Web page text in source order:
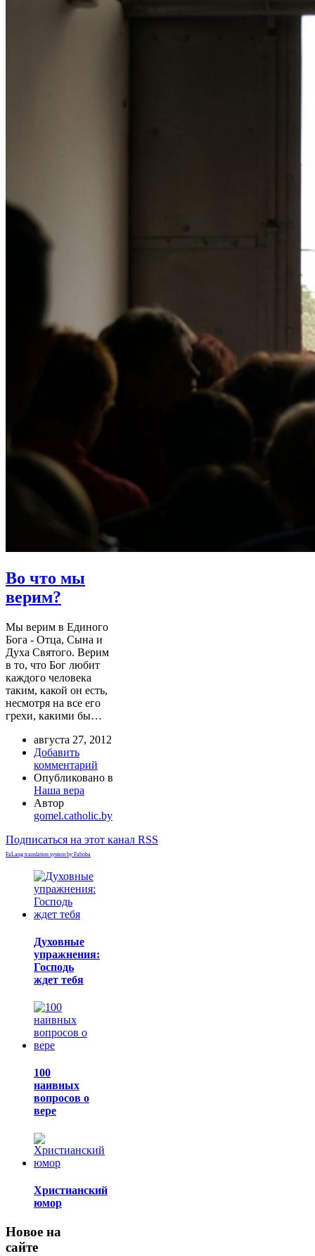
Во что мы
верим?
Мы верим в Единого
Бога - Отца, Сына и
Духа Святого. Верим
в то, что Бог любит
каждого человека
таким, какой он есть,
несмотря на все его
грехи, какими бы…
августа 27, 2012
Добавить
комментарий
Опубликовано в
Наша вера
Автор
gomel.catholic.by
Подписаться на этот канал RSS
FaLang translation system by Faboba
Духовные
упражнения:
Господь
ждет тебя
100
наивных
вопросов о
вере
Христианский
юмор
Новое на
сайте